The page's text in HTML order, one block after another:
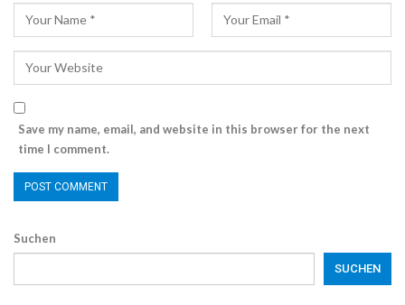
Save my name, email, and website in this browser for the next
time I comment.
Suchen
SUCHEN